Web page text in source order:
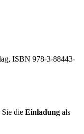
ISBN 978-3-88443-
die Einladung als